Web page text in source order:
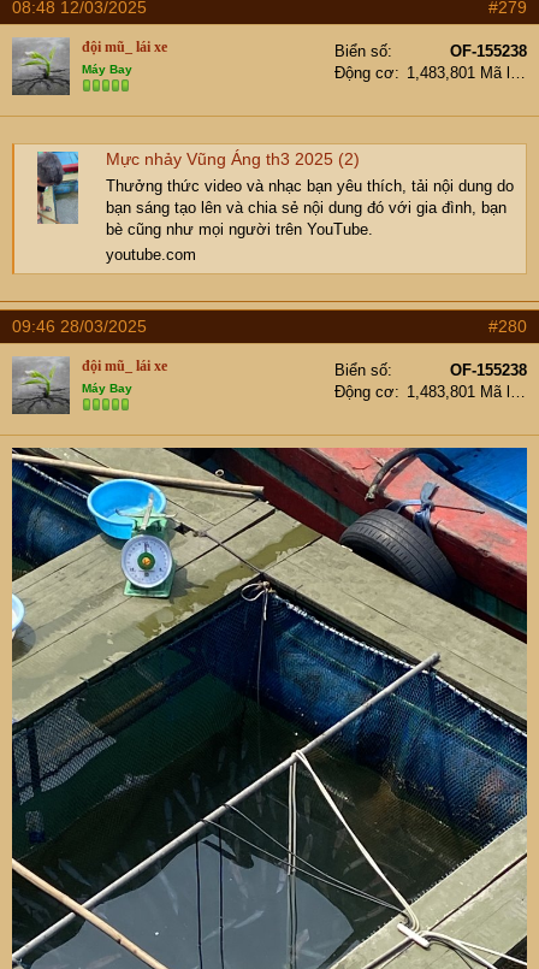
08:48 12/03/2025 #279
đội mũ_ lái xe
Máy Bay
Biển số
OF-155238
Động cơ
1,483,801 Mã lực
Mực nhảy Vũng Áng th3 2025 (2)
Thưởng thức video và nhạc bạn yêu thích, tải nội dung do
bạn sáng tạo lên và chia sẻ nội dung đó với gia đình, bạn
bè cũng như mọi người trên YouTube.
youtube.com
09:46 28/03/2025 #280
đội mũ_ lái xe
Máy Bay
Biển số
OF-155238
Động cơ